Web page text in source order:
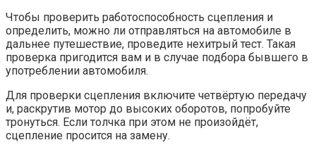
Чтобы проверить работоспособность сцепления и
определить, можно ли отправляться на автомобиле в
дальнее путешествие, проведите нехитрый тест. Такая
проверка пригодится вам и в случае подбора бывшего в
употреблении автомобиля.
Для проверки сцепления включите четвёртую передачу
и, раскрутив мотор до высоких оборотов, попробуйте
тронуться. Если толчка при этом не произойдёт,
сцепление просится на замену.